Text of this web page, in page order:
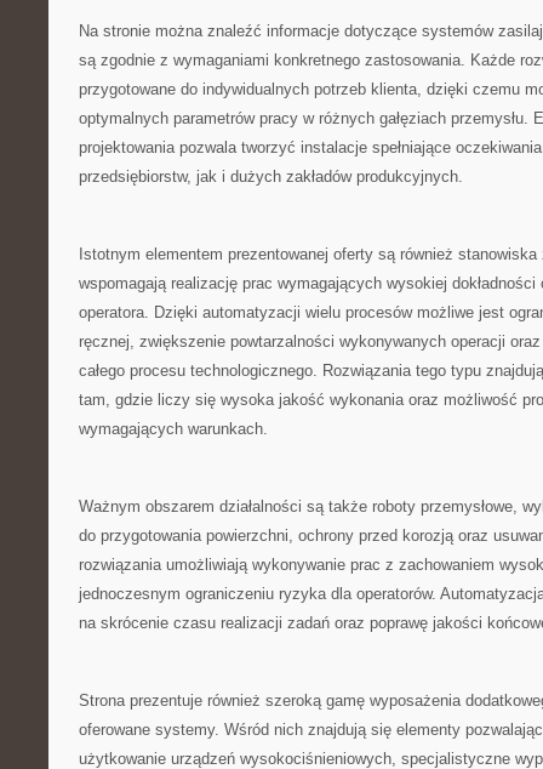
Na stronie można znaleźć informacje dotyczące systemów
są zgodnie z wymaganiami konkretnego zastosowania. Każde
przygotowane do indywidualnych potrzeb klienta, dzięki czemu
optymalnych parametrów pracy w różnych gałęziach przemysłu.
projektowania pozwala tworzyć instalacje spełniające
przedsiębiorstw, jak i dużych zakładów produkcyjnych.
Istotnym elementem prezentowanej oferty są również
wspomagają realizację prac wymagających wysokiej
operatora. Dzięki automatyzacji wielu procesów możliwe jest
ręcznej, zwiększenie powtarzalności wykonywanych operacji
całego procesu technologicznego. Rozwiązania tego typu
tam, gdzie liczy się wysoka jakość wykonania oraz możliwość
wymagających warunkach.
Ważnym obszarem działalności są także roboty przemysłowe,
do przygotowania powierzchni, ochrony przed korozją oraz
rozwiązania umożliwiają wykonywanie prac z zachowaniem
jednoczesnym ograniczeniu ryzyka dla operatorów.
na skrócenie czasu realizacji zadań oraz poprawę jakości
Strona prezentuje również szeroką gamę wyposażenia
oferowane systemy. Wśród nich znajdują się elementy
użytkowanie urządzeń wysokociśnieniowych, specjalistyczne